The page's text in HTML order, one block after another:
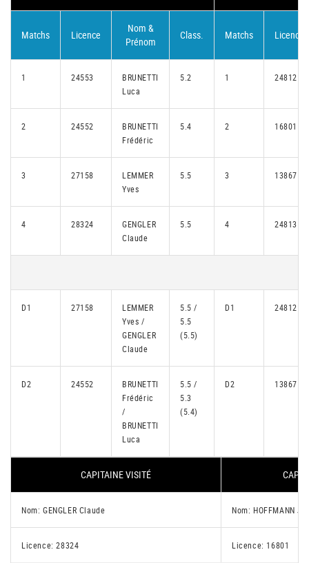
Matchs Licence
Nom &
Prénom
Class. Matchs Licence
1 24553
BRUNETTI
Luca
5.2 1 24812
2 24552
BRUNETTI
Frédéric
5.4 2 16801
3 27158
LEMMER
Yves
5.5 3 13867
4 28324
GENGLER
Claude
5.5 4 24813
D1 27158
LEMMER
Yves /
GENGLER
Claude
5.5 /
5.5
(5.5)
D1 24812
D2 24552
BRUNETTI
Frédéric
/
BRUNETTI
Luca
5.5 /
5.3
(5.4)
D2 13867
CAPITAINE VISITÉ
Nom: GENGLER Claude Nom: HOFFMANN
Licence: 28324 Licence: 16801